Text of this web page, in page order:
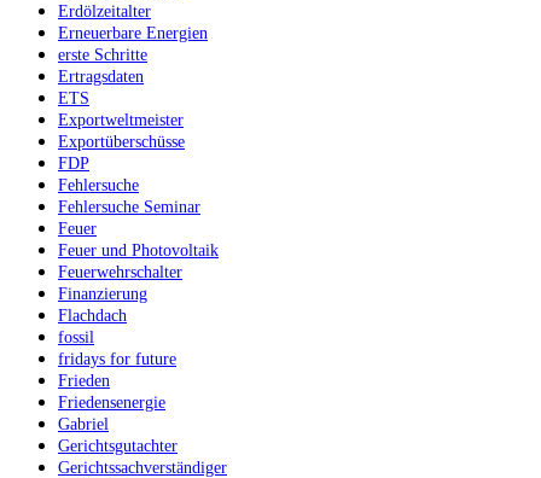
Erdölzeitalter
Erneuerbare Energien
erste Schritte
Ertragsdaten
ETS
Exportweltmeister
Exportüberschüsse
FDP
Fehlersuche
Fehlersuche Seminar
Feuer
Feuer und Photovoltaik
Feuerwehrschalter
Finanzierung
Flachdach
fossil
fridays for future
Frieden
Friedensenergie
Gabriel
Gerichtsgutachter
Gerichtssachverständiger